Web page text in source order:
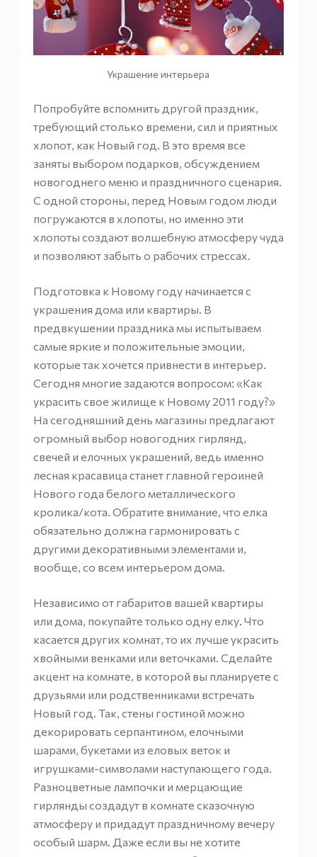
Украшение интерьера
Попробуйте вспомнить другой праздник,
требующий столько времени, сил и приятных
хлопот, как Новый год. В это время все
заняты выбором подарков, обсуждением
новогоднего меню и праздничного сценария.
С одной стороны, перед Новым годом люди
погружаются в хлопоты, но именно эти
хлопоты создают волшебную атмосферу чуда
и позволяют забыть о рабочих стрессах.
Подготовка к Новому году начинается с
украшения дома или квартиры. В
предвкушении праздника мы испытываем
самые яркие и положительные эмоции,
которые так хочется привнести в интерьер.
Сегодня многие задаются вопросом: «Как
украсить свое жилище к Новому 2011 году?»
На сегодняшний день магазины предлагают
огромный выбор новогодних гирлянд,
свечей и елочных украшений, ведь именно
лесная красавица станет главной героиней
Нового года белого металлического
кролика/кота. Обратите внимание, что елка
обязательно должна гармонировать с
другими декоративными элементами и,
вообще, со всем интерьером дома.
Независимо от габаритов вашей квартиры
или дома, покупайте только одну елку. Что
касается других комнат, то их лучше украсить
хвойными венками или веточками. Сделайте
акцент на комнате, в которой вы планируете с
друзьями или родственниками встречать
Новый год. Так, стены гостиной можно
декорировать серпантином, елочными
шарами, букетами из еловых веток и
игрушками-символами наступающего года.
Разноцветные лампочки и мерцающие
гирлянды создадут в комнате сказочную
атмосферу и придадут праздничному вечеру
особый шарм. Даже если вы не хотите